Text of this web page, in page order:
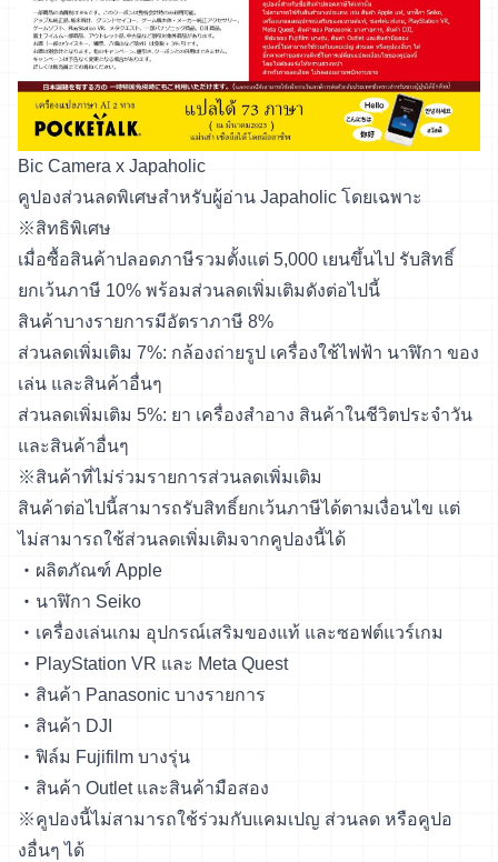
Bic Camera x Japaholic
คูปองส่วนลดพิเศษสำหรับผู้อ่าน Japaholic โดยเฉพาะ
※สิทธิพิเศษ
เมื่อซื้อสินค้าปลอดภาษีรวมตั้งแต่ 5,000 เยนขึ้นไป รับสิทธิ์
ยกเว้นภาษี 10% พร้อมส่วนลดเพิ่มเติมดังต่อไปนี้
สินค้าบางรายการมีอัตราภาษี 8%
ส่วนลดเพิ่มเติม 7%: กล้องถ่ายรูป เครื่องใช้ไฟฟ้า นาฬิกา ของ
เล่น และสินค้าอื่นๆ
ส่วนลดเพิ่มเติม 5%: ยา เครื่องสำอาง สินค้าในชีวิตประจำวัน
และสินค้าอื่นๆ
※สินค้าที่ไม่ร่วมรายการส่วนลดเพิ่มเติม
สินค้าต่อไปนี้สามารถรับสิทธิ์ยกเว้นภาษีได้ตามเงื่อนไข แต่
ไม่สามารถใช้ส่วนลดเพิ่มเติมจากคูปองนี้ได้
・ผลิตภัณฑ์ Apple
・นาฬิกา Seiko
・เครื่องเล่นเกม อุปกรณ์เสริมของแท้ และซอฟต์แวร์เกม
・PlayStation VR และ Meta Quest
・สินค้า Panasonic บางรายการ
・สินค้า DJI
・ฟิล์ม Fujifilm บางรุ่น
・สินค้า Outlet และสินค้ามือสอง
※คูปองนี้ไม่สามารถใช้ร่วมกับแคมเปญ ส่วนลด หรือคูปอ
งอื่นๆ ได้